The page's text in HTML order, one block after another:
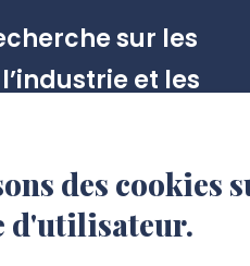
sur les
et les
des cookies
d'utilisateur.